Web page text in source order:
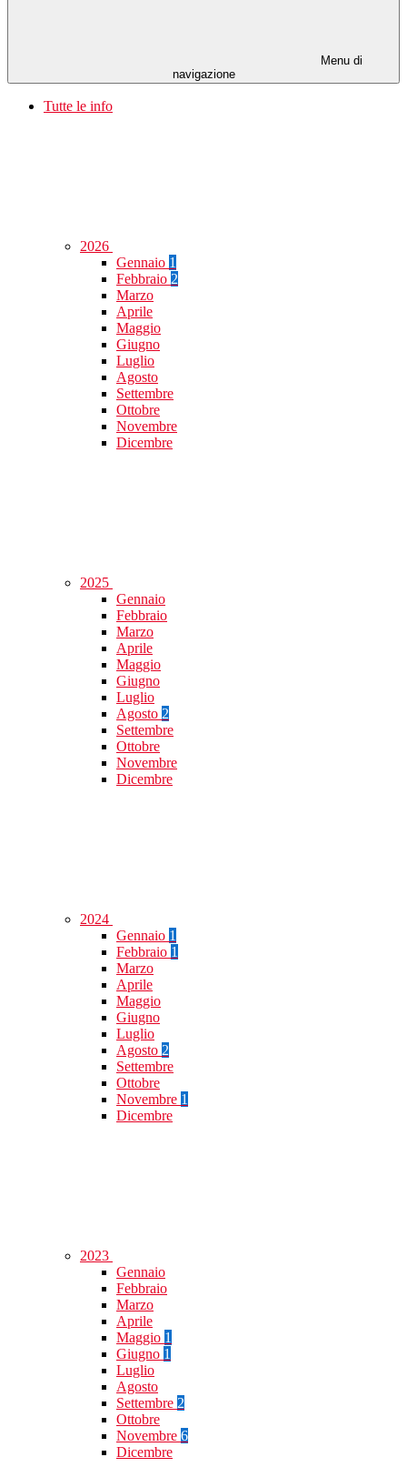
Menu di
navigazione
Tutte le info
2026
Gennaio 1
Febbraio 2
Marzo
Aprile
Maggio
Giugno
Luglio
Agosto
Settembre
Ottobre
Novembre
Dicembre
2025
Gennaio
Febbraio
Marzo
Aprile
Maggio
Giugno
Luglio
Agosto 2
Settembre
Ottobre
Novembre
Dicembre
2024
Gennaio 1
Febbraio 1
Marzo
Aprile
Maggio
Giugno
Luglio
Agosto 2
Settembre
Ottobre
Novembre 1
Dicembre
2023
Gennaio
Febbraio
Marzo
Aprile
Maggio 1
Giugno 1
Luglio
Agosto
Settembre 2
Ottobre
Novembre 6
Dicembre